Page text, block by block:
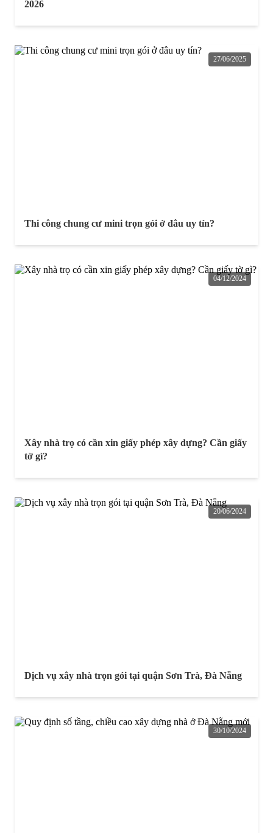
2026
27/06/2025
Thi công chung cư mini trọn gói ở đâu uy tín?
04/12/2024
Xây nhà trọ có cần xin giấy phép xây dựng? Cần giấy
tờ gì?
20/06/2024
Dịch vụ xây nhà trọn gói tại quận Sơn Trà, Đà Nẵng
30/10/2024